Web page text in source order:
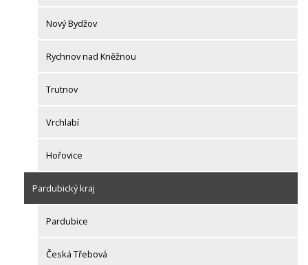
Nový Bydžov
Rychnov nad Kněžnou
Trutnov
Vrchlabí
Hořovice
Pardubický kraj
Pardubice
Česká Třebová